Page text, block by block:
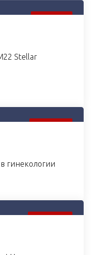
Stellar
гинекологии